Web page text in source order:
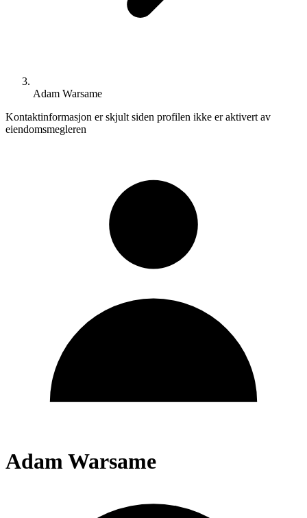
Adam Warsame
Kontaktinformasjon er skjult siden profilen ikke er aktivert av
eiendomsmegleren
Adam Warsame